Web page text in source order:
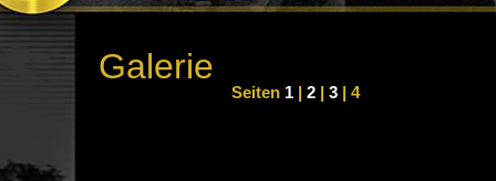
Galerie
Seiten 1 | 2 | 3 | 4